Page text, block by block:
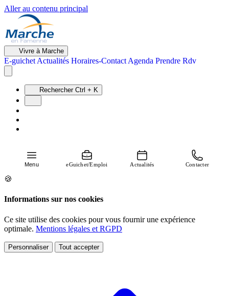
Aller au contenu principal
Vivre à Marche
E-guichet Actualités Horaires-Contact Agenda Prendre Rdv
Rechercher Ctrl + K
Menu eGuichet/Emploi Actualités Contacter
🍪
Informations sur nos cookies
Ce site utilise des cookies pour vous fournir une expérience
optimale. Mentions légales et RGPD
Personnaliser Tout accepter